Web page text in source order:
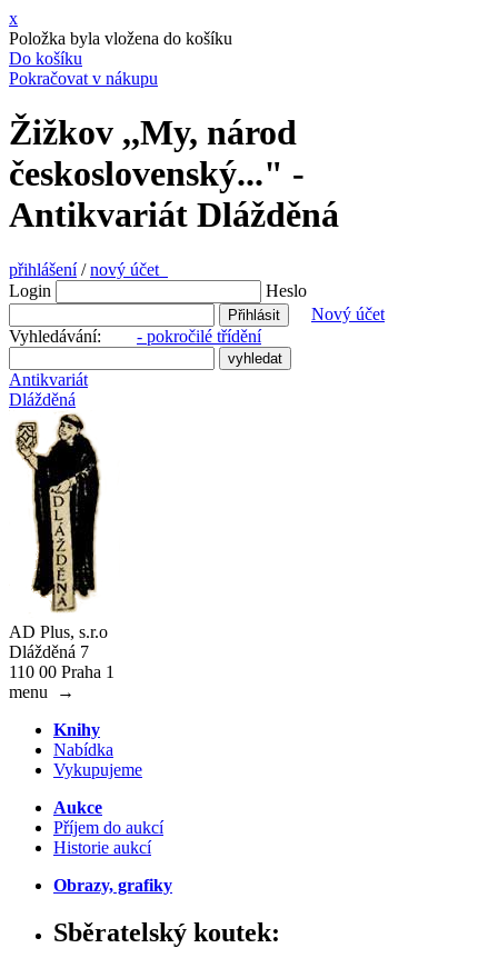
x
Položka byla vložena do košíku
Do košíku
Pokračovat v nákupu
Žižkov ,,My, národ
československý..." -
Antikvariát Dlážděná
přihlášení/nový účet
Login
Heslo
Nový účet
Vyhledávání: - pokročilé třídění
Antikvariát
Dlážděná
AD Plus, s.r.o
Dlážděná 7
110 00 Praha 1
menu
→
Knihy
Nabídka
Vykupujeme
Aukce
Příjem do aukcí
Historie aukcí
Obrazy, grafiky
Sběratelský koutek: